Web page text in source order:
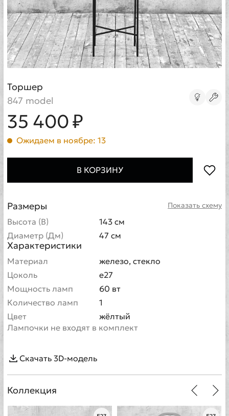
Торшер
847 model
35 400 ₽
Ожидаем в ноябре: 13
В КОРЗИНУ
Показать схему
Размеры
Высота (В)
143 см
Диаметр (Дм)
47 см
Характеристики
Материал
железо, стекло
Цоколь
e27
Мощность ламп
60 вт
Количество ламп
1
Цвет
жёлтый
Лампочки не входят в комплект
Скачать 3D-модель
Коллекция